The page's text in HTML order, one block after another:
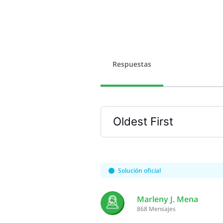
Respuestas
Oldest First
Selected
First
Solución oficial
Marleny J. Mena
868 Mensajes